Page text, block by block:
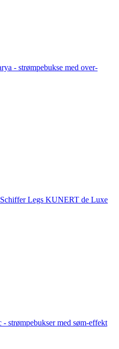
- strømpebukse med over-
Legs KUNERT de Luxe
- strømpebukser med søm-effekt